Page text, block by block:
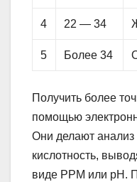
4 22 — 34
5 Более 34
Получить более
помощью
Они делают анализ
кислотность,
виде РРМ или рН.